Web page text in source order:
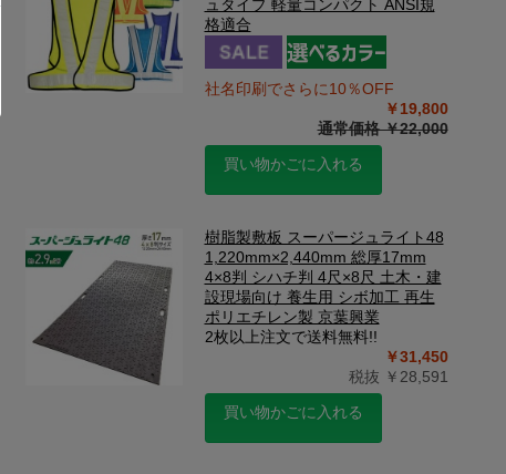
ュタイプ 軽量コンパクト ANSI規
格適合
社名印刷でさらに10％OFF
￥19,800
通常価格 ￥22,000
買い物かごに入れる
樹脂製敷板 スーパージュライト48
1,220mm×2,440mm 総厚17mm
4×8判 シハチ判 4尺×8尺 土木・建
設現場向け 養生用 シボ加工 再生
ポリエチレン製 京葉興業
2枚以上注文で送料無料!!
￥31,450
税抜 ￥28,591
買い物かごに入れる